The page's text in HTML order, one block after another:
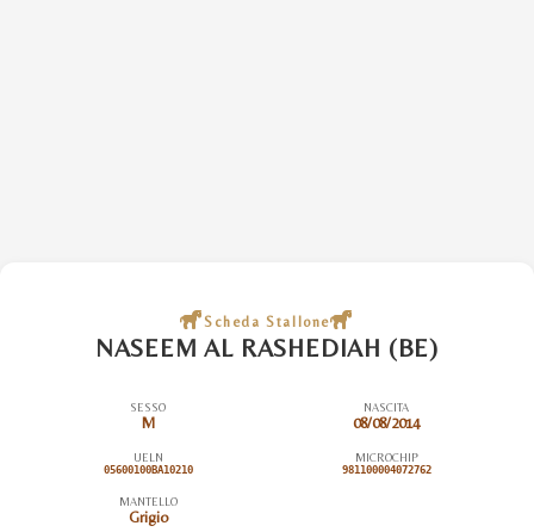
Scheda Stallone
NASEEM AL RASHEDIAH (BE)
SESSO
M
NASCITA
08/08/2014
UELN
05600100BA10210
MICROCHIP
981100004072762
MANTELLO
Grigio